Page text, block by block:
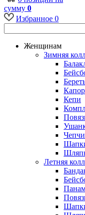
сумму 0
Избранное 0
Женщинам
Зимняя
Кепи
Летняя